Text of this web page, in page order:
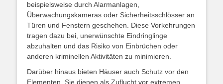
beispielsweise durch Alarmanlagen,
Überwachungskameras oder Sicherheitsschlösser an
Türen und Fenstern geschehen. Diese Vorkehrungen
tragen dazu bei, unerwünschte Eindringlinge
abzuhalten und das Risiko von Einbrüchen oder
anderen kriminellen Aktivitäten zu minimieren.
Darüber hinaus bieten Häuser auch Schutz vor den
Elementen. Sie dienen als Zuflucht vor extremen